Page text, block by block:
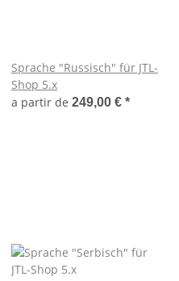
Sprache "Russisch" für JTL-
Shop 5.x
a partir de 249,00 € *